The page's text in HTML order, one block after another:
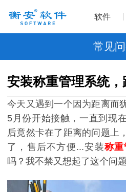
软件
常见
安装称重管理系统，
今天又遇到一个因为距离而
5月份开始接触，一直到现
后竟然卡在了距离的问题上
了，售后不方便...安装称
吗？我不禁又想起了这个问题